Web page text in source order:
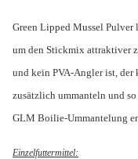
Green Lipped Mussel
um den Stickmix attraktiver
und kein PVA-Angler ist,
zusätzlich ummanteln und
GLM Boilie-Ummantelung
Einzelfuttermittel: